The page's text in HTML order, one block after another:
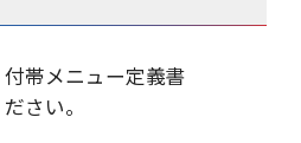
付帯メニュー定義書
さい。